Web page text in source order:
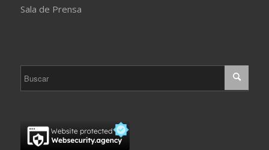
Sala de Prensa